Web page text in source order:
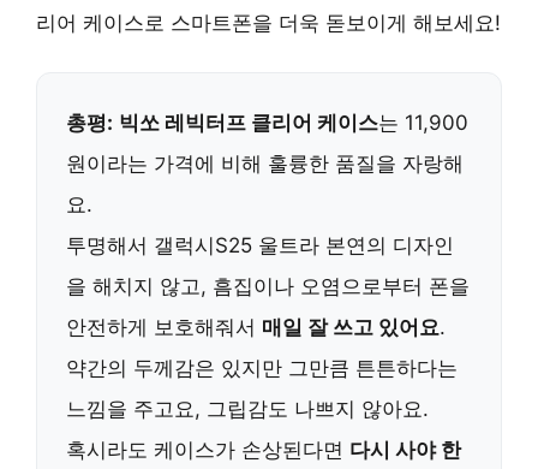
리어 케이스로 스마트폰을 더욱 돋보이게 해보세요!
총평: 빅쏘 레빅터프 클리어 케이스는 11,900
원이라는 가격에 비해 훌륭한 품질을 자랑해
요.
투명해서 갤럭시S25 울트라 본연의 디자인
을 해치지 않고, 흠집이나 오염으로부터 폰을
안전하게 보호해줘서 매일 잘 쓰고 있어요.
약간의 두께감은 있지만 그만큼 튼튼하다는
느낌을 주고요, 그립감도 나쁘지 않아요.
혹시라도 케이스가 손상된다면 다시 사야 한